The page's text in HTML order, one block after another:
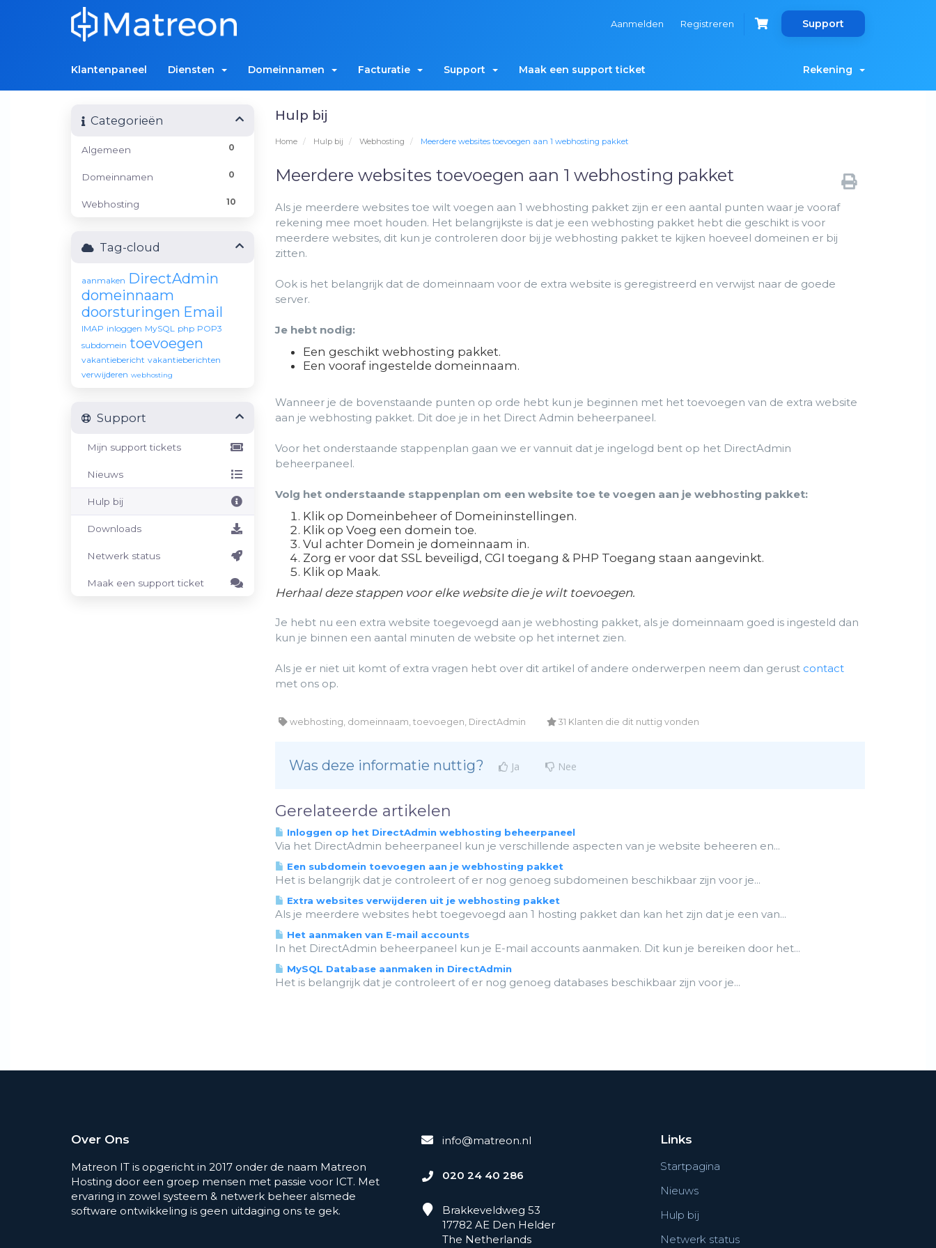
Aanmelden Registreren Support
Klantenpaneel Diensten Domeinnamen Facturatie Support Maak een support ticket Rekening
Hulp bij
Home Hulp bij Webhosting Meerdere websites toevoegen aan 1 webhosting pakket
Categorieën
0
Algemeen
0
Domeinnamen
10
Webhosting
Meerdere websites toevoegen aan 1 webhosting pakket
Als je meerdere websites toe wilt voegen aan 1 webhosting pakket zijn er een aantal punten waar je vooraf
rekening mee moet houden. Het belangrijkste is dat je een webhosting pakket hebt die geschikt is voor
meerdere websites, dit kun je controleren door bij je webhosting pakket te kijken hoeveel domeinen er bij
zitten.
Ook is het belangrijk dat de domeinnaam voor de extra website is geregistreerd en verwijst naar de goede
server.
Je hebt nodig:
Een geschikt webhosting pakket.
Een vooraf ingestelde domeinnaam.
Wanneer je de bovenstaande punten op orde hebt kun je beginnen met het toevoegen van de extra website
aan je webhosting pakket. Dit doe je in het Direct Admin beheerpaneel.
Voor het onderstaande stappenplan gaan we er vannuit dat je ingelogd bent op het DirectAdmin
beheerpaneel.
Volg het onderstaande stappenplan om een website toe te voegen aan je webhosting pakket:
Klik op Domeinbeheer of Domeininstellingen.
Klik op Voeg een domein toe.
Vul achter Domein je domeinnaam in.
Zorg er voor dat SSL beveiligd, CGI toegang & PHP Toegang staan aangevinkt.
Klik op Maak.
Herhaal deze stappen voor elke website die je wilt toevoegen.
Je hebt nu een extra website toegevoegd aan je webhosting pakket, als je domeinnaam goed is ingesteld dan
kun je binnen een aantal minuten de website op het internet zien.
Als je er niet uit komt of extra vragen hebt over dit artikel of andere onderwerpen neem dan gerust contact
met ons op.
webhosting, domeinnaam, toevoegen, DirectAdmin 31 Klanten die dit nuttig vonden
Was deze informatie nuttig? Ja Nee
Gerelateerde artikelen
Inloggen op het DirectAdmin webhosting beheerpaneel
Via het DirectAdmin beheerpaneel kun je verschillende aspecten van je website beheeren en...
Een subdomein toevoegen aan je webhosting pakket
Het is belangrijk dat je controleert of er nog genoeg subdomeinen beschikbaar zijn voor je...
Extra websites verwijderen uit je webhosting pakket
Als je meerdere websites hebt toegevoegd aan 1 hosting pakket dan kan het zijn dat je een van...
Het aanmaken van E-mail accounts
In het DirectAdmin beheerpaneel kun je E-mail accounts aanmaken. Dit kun je bereiken door het...
MySQL Database aanmaken in DirectAdmin
Het is belangrijk dat je controleert of er nog genoeg databases beschikbaar zijn voor je...
Tag-cloud
aanmaken DirectAdmin
domeinnaam
doorsturingen Email
IMAP inloggen MySQL php POP3
subdomein toevoegen
vakantiebericht vakantieberichten
verwijderen webhosting
Support
Mijn support tickets
Nieuws
Hulp bij
Downloads
Netwerk status
Maak een support ticket
Over Ons
Matreon IT is opgericht in 2017 onder de naam Matreon
Hosting door een groep mensen met passie voor ICT. Met
ervaring in zowel systeem & netwerk beheer alsmede
software ontwikkeling is geen uitdaging ons te gek.
info@matreon.nl
020 24 40 286
Brakkeveldweg 53
17782 AE Den Helder
The Netherlands
Links
Startpagina
Nieuws
Hulp bij
Netwerk status